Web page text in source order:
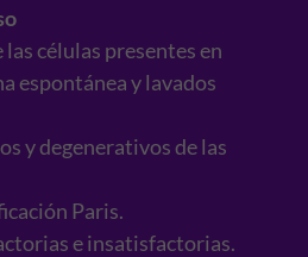
células presentes en
espontánea y lavados
y degenerativos de las
Paris.
e insatisfactorias.